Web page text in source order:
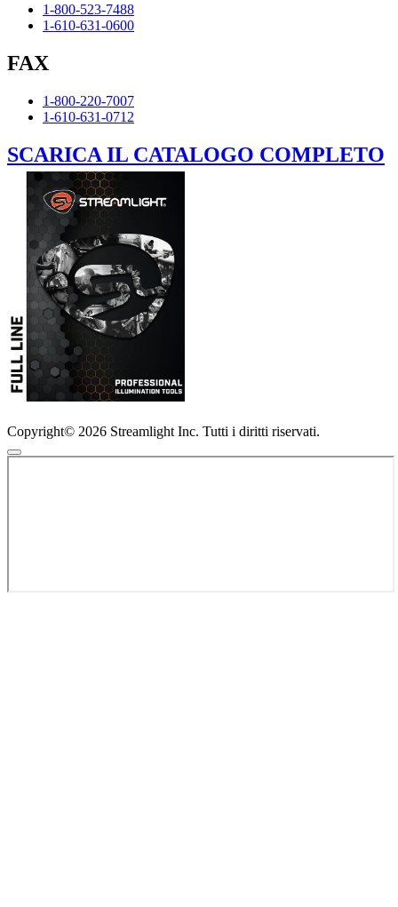
1-800-523-7488
1-610-631-0600
FAX
1-800-220-7007
1-610-631-0712
SCARICA IL CATALOGO COMPLETO
Copyright© 2026 Streamlight Inc. Tutti i diritti riservati.